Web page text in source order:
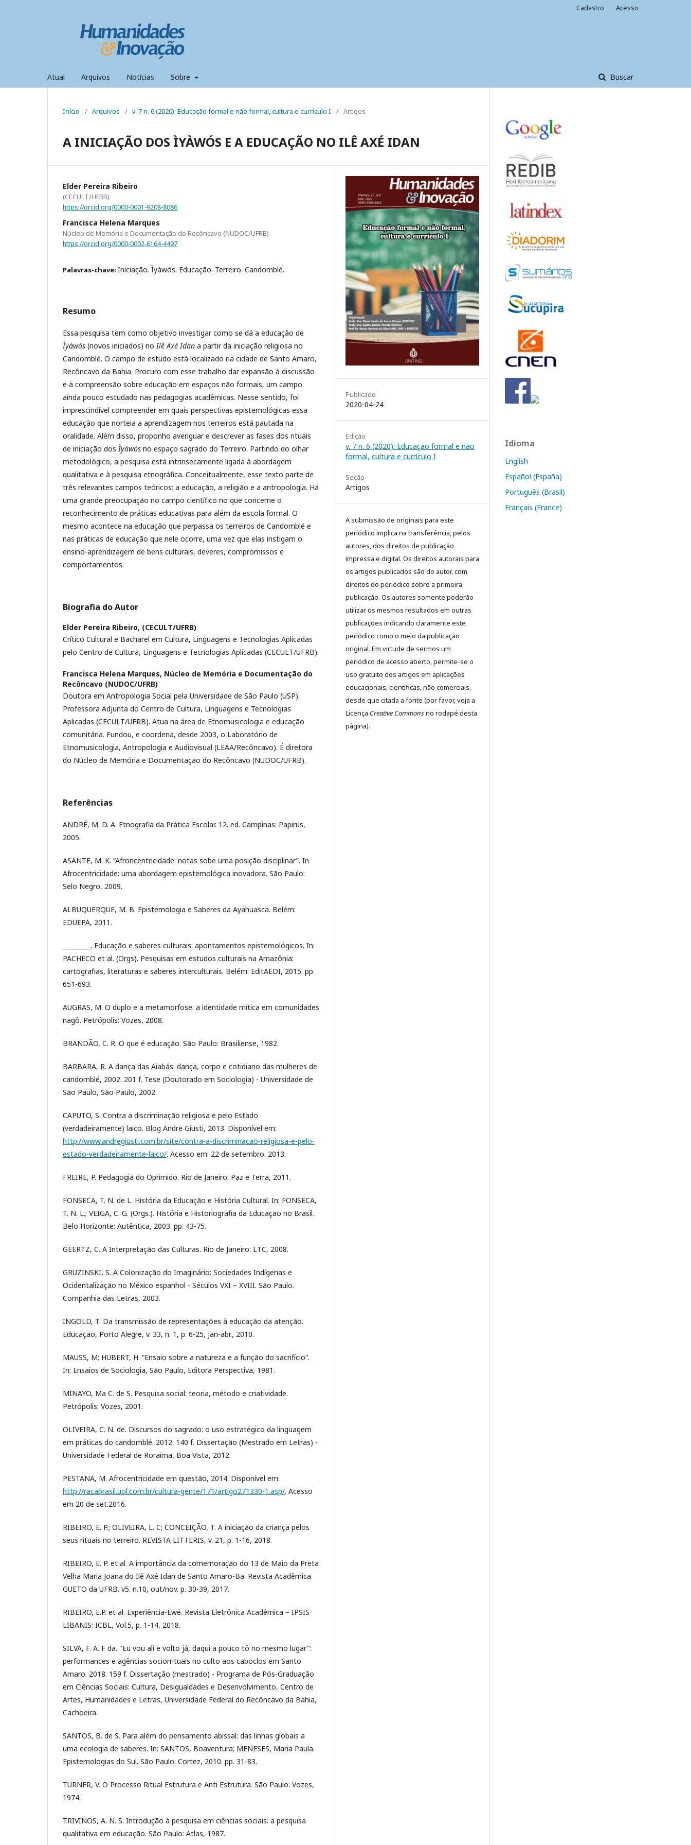
Atual Arquivos Notícias Sobre Buscar
Cadastro Acesso
Início / Arquivos / v. 7 n. 6 (2020): Educação formal e não formal, cultura e currículo I / Artigos
A INICIAÇÃO DOS ÌYÀWÓS E A EDUCAÇÃO NO ILÊ AXÉ IDAN
Elder Pereira Ribeiro
(CECULT/UFRB)
https://orcid.org/0000-0001-9208-8086
Francisca Helena Marques
Núcleo de Memória e Documentação do Recôncavo (NUDOC/UFRB)
https://orcid.org/0000-0002-6164-4497
Palavras-chave: Iniciação. Ìyàwós. Educação. Terreiro. Candomblé.
Resumo
Essa pesquisa tem como objetivo investigar como se dá a educação de
Ìyàwós (novos iniciados) no Ilê Axé Idan a partir da iniciação religiosa no
Candomblé. O campo de estudo está localizado na cidade de Santo Amaro,
Recôncavo da Bahia. Procuro com esse trabalho dar expansão à discussão
e à compreensão sobre educação em espaços não formais, um campo
ainda pouco estudado nas pedagogias acadêmicas. Nesse sentido, foi
imprescindível compreender em quais perspectivas epistemológicas essa
educação que norteia a aprendizagem nos terreiros está pautada na
oralidade. Além disso, proponho averiguar e descrever as fases dos rituais
de iniciação dos Ìyàwós no espaço sagrado do Terreiro. Partindo do olhar
metodológico, a pesquisa está intrinsecamente ligada à abordagem
qualitativa e à pesquisa etnográfica. Conceitualmente, esse texto parte de
três relevantes campos teóricos: a educação, a religião e a antropologia. Há
uma grande preocupação no campo científico no que concerne o
reconhecimento de práticas educativas para além da escola formal. O
mesmo acontece na educação que perpassa os terreiros de Candomblé e
nas práticas de educação que nele ocorre, uma vez que elas instigam o
ensino-aprendizagem de bens culturais, deveres, compromissos e
comportamentos.
Biografia do Autor
Elder Pereira Ribeiro, (CECULT/UFRB)
Crítico Cultural e Bacharel em Cultura, Linguagens e Tecnologias Aplicadas
pelo Centro de Cultura, Linguagens e Tecnologias Aplicadas (CECULT/UFRB).
Francisca Helena Marques, Núcleo de Memória e Documentação do
Recôncavo (NUDOC/UFRB)
Doutora em Antropologia Social pela Universidade de São Paulo (USP).
Professora Adjunta do Centro de Cultura, Linguagens e Tecnologias
Aplicadas (CECULT/UFRB). Atua na área de Etnomusicologia e educação
comunitária. Fundou, e coordena, desde 2003, o Laboratório de
Etnomusicologia, Antropologia e Audiovisual (LEAA/Recôncavo). É diretora
do Núcleo de Memória e Documentação do Recôncavo (NUDOC/UFRB).
Referências
ANDRÉ, M. D. A. Etnografia da Prática Escolar. 12. ed. Campinas: Papirus,
2005.
ASANTE, M. K. “Afroncentricidade: notas sobe uma posição disciplinar”. In
Afrocentricidade: uma abordagem epistemológica inovadora. São Paulo:
Selo Negro, 2009.
ALBUQUERQUE, M. B. Epistemologia e Saberes da Ayahuasca. Belém:
EDUEPA, 2011.
_________. Educação e saberes culturais: apontamentos epistemológicos. In:
PACHECO et al. (Orgs). Pesquisas em estudos culturais na Amazônia:
cartografias, literaturas e saberes interculturais. Belém: EditAEDI, 2015. pp.
651-693.
AUGRAS, M. O duplo e a metamorfose: a identidade mítica em comunidades
nagô. Petrópolis: Vozes, 2008.
BRANDÃO, C. R. O que é educação. São Paulo: Brasiliense, 1982.
BARBARA, R. A dança das Aiabás: dança, corpo e cotidiano das mulheres de
candomblé, 2002. 201 f. Tese (Doutorado em Sociologia) - Universidade de
São Paulo, São Paulo, 2002.
CAPUTO, S. Contra a discriminação religiosa e pelo Estado
(verdadeiramente) laico. Blog Andre Giusti, 2013. Disponível em:
http://www.andregiusti.com.br/site/contra-a-discriminacao-religiosa-e-pelo-
estado-verdadeiramente-laico/. Acesso em: 22 de setembro. 2013.
FREIRE, P. Pedagogia do Oprimido. Rio de Janeiro: Paz e Terra, 2011.
FONSECA, T. N. de L. História da Educação e História Cultural. In: FONSECA,
T. N. L.; VEIGA, C. G. (Orgs.). História e Historiografia da Educação no Brasil.
Belo Horizonte: Autêntica, 2003. pp. 43-75.
GEERTZ, C. A Interpretação das Culturas. Rio de Janeiro: LTC, 2008.
GRUZINSKI, S. A Colonização do Imaginário: Sociedades Indígenas e
Ocidentalização no México espanhol - Séculos VXI – XVIII. São Paulo.
Companhia das Letras, 2003.
INGOLD, T. Da transmissão de representações à educação da atenção.
Educação, Porto Alegre, v. 33, n. 1, p. 6-25, jan-abr., 2010.
MAUSS, M; HUBERT, H. “Ensaio sobre a natureza e a função do sacrifício”.
In: Ensaios de Sociologia, São Paulo, Editora Perspectiva, 1981.
MINAYO, Ma C. de S. Pesquisa social: teoria, método e criatividade.
Petrópolis: Vozes, 2001.
OLIVEIRA, C. N. de. Discursos do sagrado: o uso estratégico da linguagem
em práticas do candomblé. 2012. 140 f. Dissertação (Mestrado em Letras) -
Universidade Federal de Roraima, Boa Vista, 2012.
PESTANA, M. Afrocentricidade em questão, 2014. Disponível em:
http://racabrasil.uol.com.br/cultura-gente/171/artigo271330-1.asp/. Acesso
em 20 de set.2016.
RIBEIRO, E. P.; OLIVEIRA, L. C; CONCEIÇÃO, T. A iniciação da criança pelos
seus rituais no terreiro. REVISTA LITTERIS, v. 21, p. 1-16, 2018.
RIBEIRO, E. P. et al. A importância da comemoração do 13 de Maio da Preta
Velha Maria Joana do Ilê Axé Idan de Santo Amaro-Ba. Revista Acadêmica
GUETO da UFRB. v5. n.10, out/nov. p. 30-39, 2017.
RIBEIRO, E.P. et al. Experiência-Ewé. Revista Eletrônica Acadêmica – IPSIS
LIBANIS: ICBL, Vol.5, p. 1-14, 2018.
SILVA, F. A. F da. "Eu vou ali e volto já, daqui a pouco tô no mesmo lugar":
performances e agências sociorrituais no culto aos caboclos em Santo
Amaro. 2018. 159 f. Dissertação (mestrado) - Programa de Pós-Graduação
em Ciências Sociais: Cultura, Desigualdades e Desenvolvimento, Centro de
Artes, Humanidades e Letras, Universidade Federal do Recôncavo da Bahia,
Cachoeira.
SANTOS, B. de S. Para além do pensamento abissal: das linhas globais a
uma ecologia de saberes. In: SANTOS, Boaventura; MENESES, Maria Paula.
Epistemologias do Sul. São Paulo: Cortez, 2010. pp. 31-83.
TURNER, V. O Processo Ritual Estrutura e Anti Estrutura. São Paulo: Vozes,
1974.
TRIVIÑOS, A. N. S. Introdução à pesquisa em ciências sociais: a pesquisa
qualitativa em educação. São Paulo: Atlas, 1987.
Publicado
2020-04-24
Edição
v. 7 n. 6 (2020): Educação formal e não
formal, cultura e currículo I
Seção
Artigos
A submissão de originais para este
periódico implica na transferência, pelos
autores, dos direitos de publicação
impressa e digital. Os direitos autorais para
os artigos publicados são do autor, com
direitos do periódico sobre a primeira
publicação. Os autores somente poderão
utilizar os mesmos resultados em outras
publicações indicando claramente este
periódico como o meio da publicação
original. Em virtude de sermos um
periódico de acesso aberto, permite-se o
uso gratuito dos artigos em aplicações
educacionais, científicas, não comerciais,
desde que citada a fonte (por favor, veja a
Licença Creative Commonsno rodapé desta
página).
Idioma
English
Español (España)
Português (Brasil)
Français (France)